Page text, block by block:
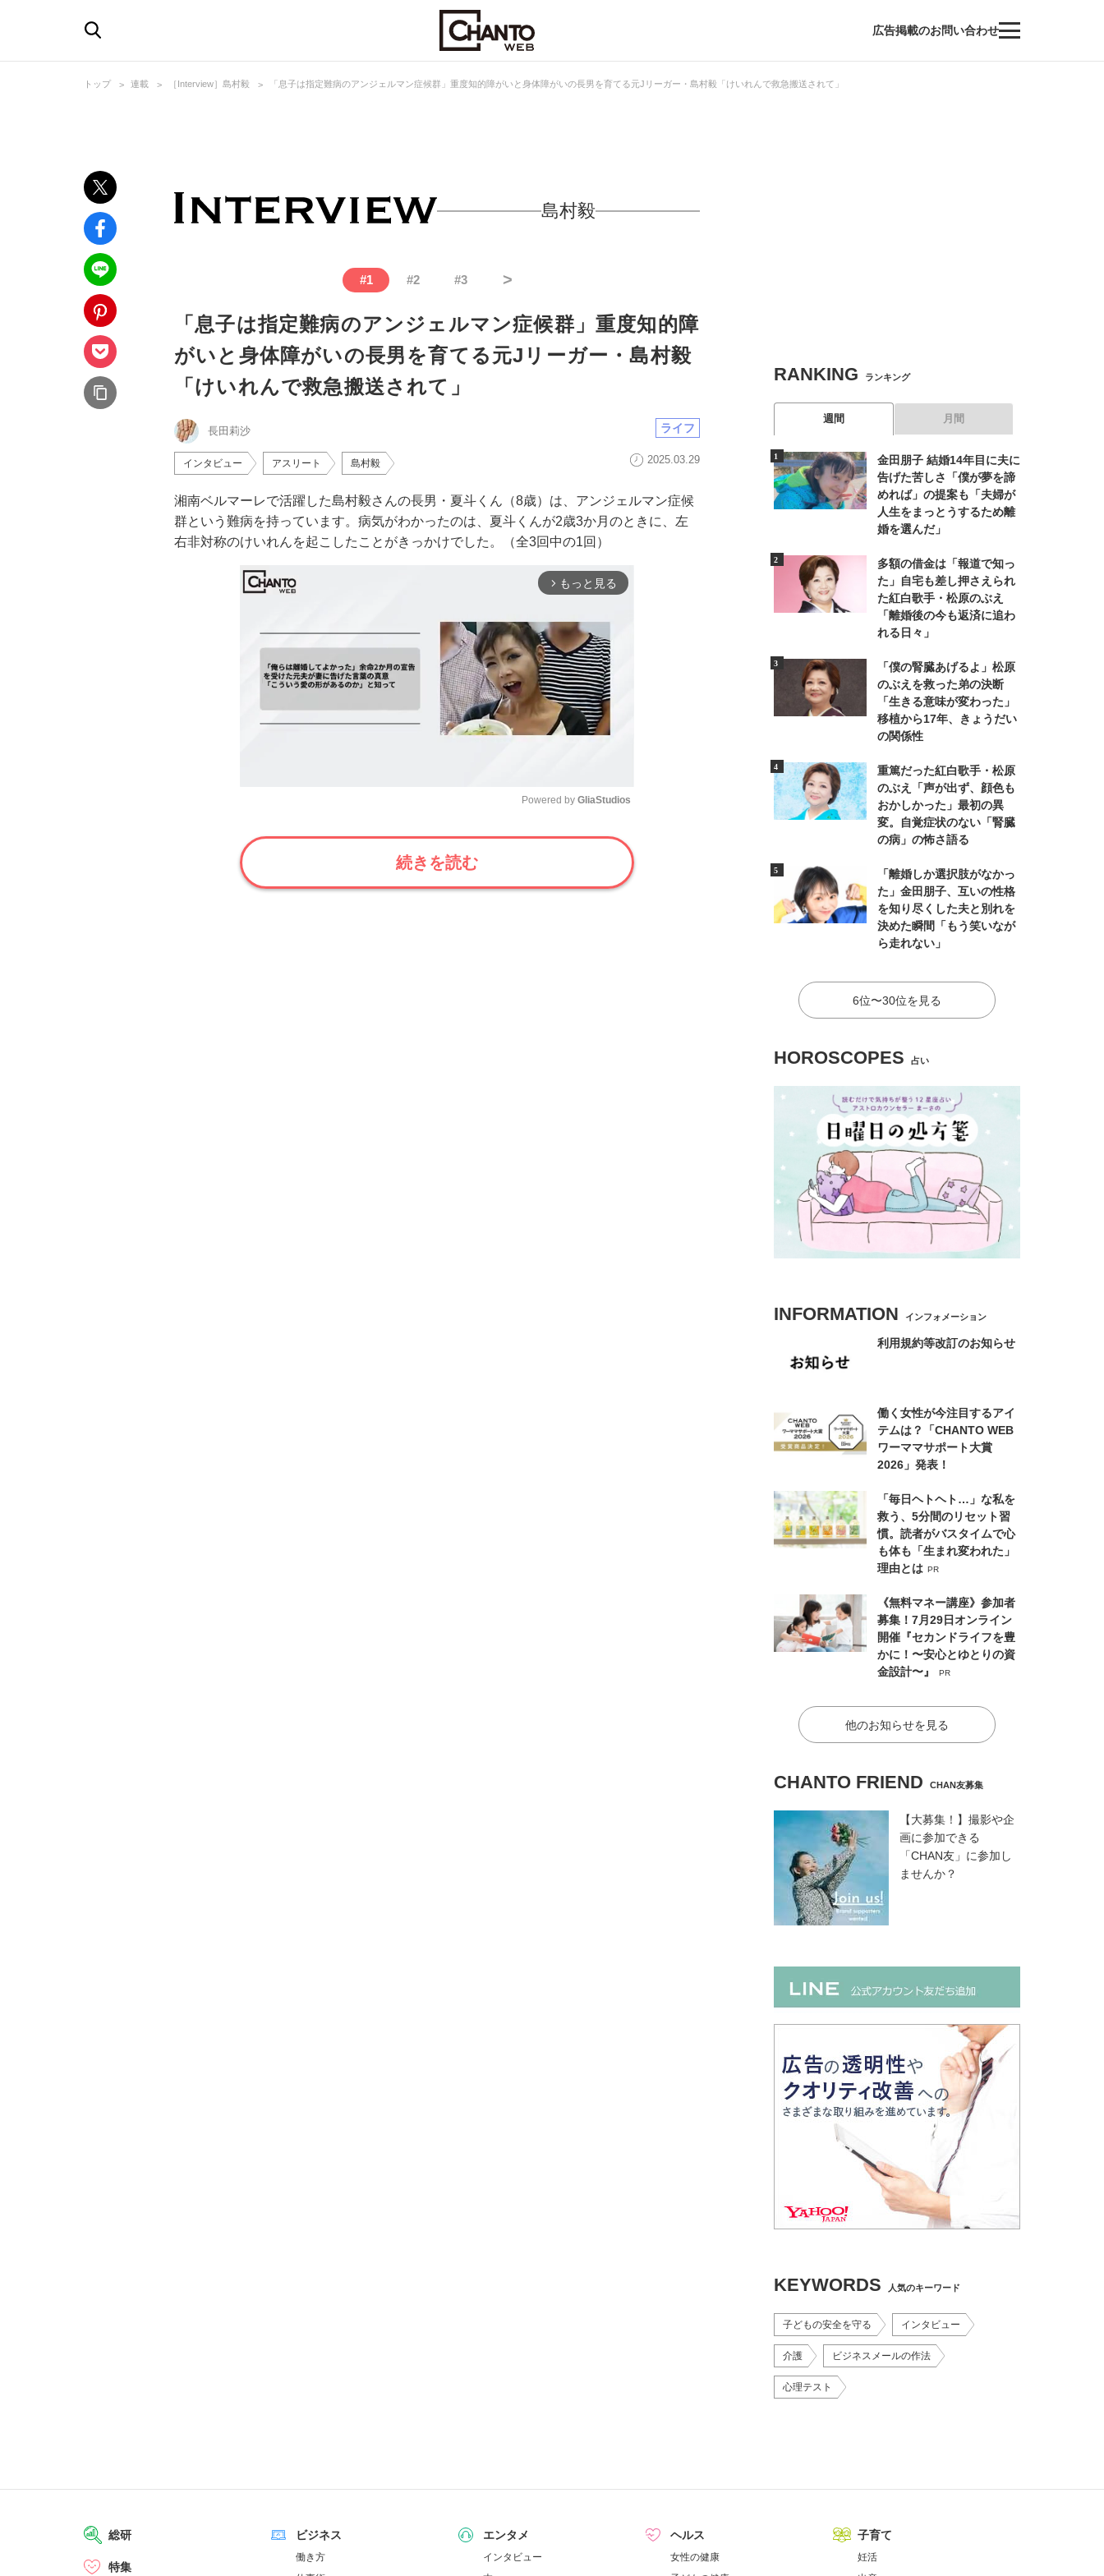
広告掲載のお問い合わせ
トップ 連載 ［Interview］島村毅 「息子は指定難病のアンジェルマン症候群」重度知的障がいと身体障がいの長男を育てる元Jリーガー・島村毅「けいれんで救急搬送されて」
島村毅
#1 #2 #3 >
「息子は指定難病のアンジェルマン症候群」重度知的障
がいと身体障がいの長男を育てる元Jリーガー・島村毅
「けいれんで救急搬送されて」
長田莉沙 ライフ
インタビュー アスリート 島村毅 2025.03.29
湘南ベルマーレで活躍した島村毅さんの長男・夏斗くん（8歳）は、アンジェルマン症候
群という難病を持っています。病気がわかったのは、夏斗くんが2歳3か月のときに、左
右非対称のけいれんを起こしたことがきっかけでした。（全3回中の1回）
arrow_forward_ios もっと見る
Powered by GliaStudios
続きを読む
RANKING ランキング
週間 月間
金田朋子 結婚14年目に夫に
告げた苦しさ「僕が夢を諦
めれば」の提案も「夫婦が
人生をまっとうするため離
婚を選んだ」
多額の借金は「報道で知っ
た」自宅も差し押さえられ
た紅白歌手・松原のぶえ
「離婚後の今も返済に追わ
れる日々」
「僕の腎臓あげるよ」松原
のぶえを救った弟の決断
「生きる意味が変わった」
移植から17年、きょうだい
の関係性
重篤だった紅白歌手・松原
のぶえ「声が出ず、顔色も
おかしかった」最初の異
変。自覚症状のない「腎臓
の病」の怖さ語る
「離婚しか選択肢がなかっ
た」金田朋子、互いの性格
を知り尽くした夫と別れを
決めた瞬間「もう笑いなが
ら走れない」
6位〜30位を見る
HOROSCOPES 占い
INFORMATION インフォメーション
利用規約等改訂のお知らせ
働く女性が今注目するアイ
テムは？「CHANTO WEB
ワーママサポート大賞
2026」発表！
「毎日ヘトヘト…」な私を
救う、5分間のリセット習
慣。読者がバスタイムで心
も体も「生まれ変われた」
理由とは PR
《無料マネー講座》参加者
募集！7月29日オンライン
開催『セカンドライフを豊
かに！〜安心とゆとりの資
金設計〜』
PR
他のお知らせを見る
CHANTO FRIEND CHAN友募集
【大募集！】撮影や企
画に参加できる
「CHAN友」に参加し
ませんか？
KEYWORDS 人気のキーワード
子どもの安全を守る インタビュー
介護 ビジネスメールの作法
心理テスト
総研
特集
ビジネス
働き方
エンタメ
インタビュー
ヘルス
女性の健康
子育て
妊活